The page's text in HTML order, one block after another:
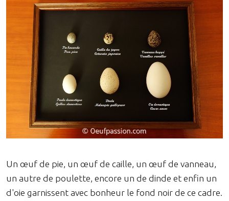
Un œuf de pie, un œuf de caille, un œuf de vanneau,
un autre de poulette, encore un de dinde et enfin un
d'oie garnissent avec bonheur le fond noir de ce cadre.